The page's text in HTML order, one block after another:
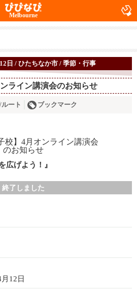
Melbourne
日 / ひたちなか市 / 季節・行事
ライン講演会のお知らせ
ート ブックマーク
広げよう！』
終了しました
12日